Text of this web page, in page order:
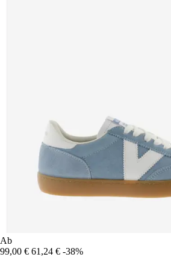
Ab
99,00 € 61,24 € -38%